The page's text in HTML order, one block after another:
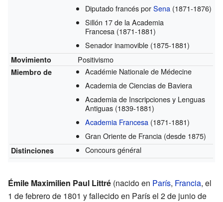
Diputado francés porSena (1871-1876)
Sillón 17 de la Academia
Francesa (1871-1881)
Senador inamovible (1875-1881)
Movimiento Positivismo
Miembro de
Académie Nationale de Médecine
Academia de Ciencias de Baviera
Academia de Inscripciones y Lenguas
Antiguas (1839-1881)
Academia Francesa (1871-1881)
Gran Oriente de Francia (desde 1875)
Distinciones Concours général
Émile Maximilien Paul Littré (nacido en París, Francia, el
1 de febrero de 1801 y fallecido en París el 2 de junio de